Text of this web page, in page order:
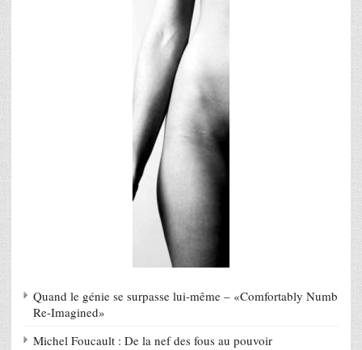
Quand le génie se surpasse lui-même – «Comfortably Numb
Re-Imagined»
Michel Foucault : De la nef des fous au pouvoir